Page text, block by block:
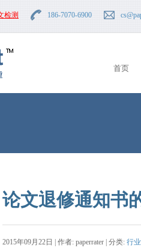
检测 186-7070-6900 cs
首页
论文退修通知书
2015年09月22日 | 作者: paperrater | 分类: 行